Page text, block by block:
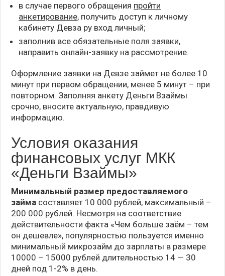
в случае первого обращения пройти
анкетирование, получить доступ к личному
кабинету Девза ру вход личный;
заполнив все обязательные поля заявки,
направить онлайн-заявку на рассмотрение.
Оформление заявки на Девзе займет не более 10
минут при первом обращении, менее 5 минут – при
повторном. Заполняя анкету Деньги Взаймы
срочно, вносите актуальную, правдивую
информацию.
Условия оказания
финансовых услуг МКК
«Деньги Взаймы»
Минимальный размер предоставляемого
займа составляет 10 000 рублей, максимальный –
200 000 рублей. Несмотря на соответствие
действительности факта «Чем больше заём – тем
он дешевле», популярностью пользуется именно
минимальный микрозайм до зарплаты в размере
10000 – 15000 рублей длительностью 14 — 30
дней под 1-2% в день.